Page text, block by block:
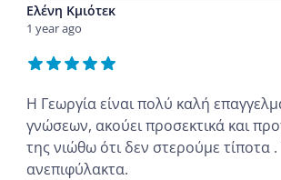
Ελένη Κμιότεκ
1 year ago
Η Γεωργία είναι πολύ καλή
γνώσεων, ακούει προσεκτικά και
της νιώθω ότι δεν στερούμε τίποτα
ανεπιφύλακτα.